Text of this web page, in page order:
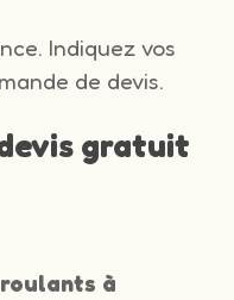
Indiquez vos
de devis.
gratuit
à